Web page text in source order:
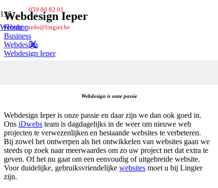
Webshop
059 80 82 01
info@lingier.be
Webdesign Ieper
Home
Business
Webdesign
Webdesign Ieper
Webdesign is onze passie
Webdesign Ieper is onze passie en daar zijn we dan ook goed in.
Ons iDwebs team is dagdagelijks in de weer om nieuwe web
projecten te verwezenlijken en bestaande websites te verbeteren.
Bij zowel het ontwerpen als het ontwikkelen van websites gaan we
steeds op zoek naar meerwaardes om zo uw project net dat extra te
geven. Of het nu gaat om een eenvoudig of uitgebreide website.
Voor duidelijke, gebruiksvriendelijke websites moet u bij Lingier
zijn.